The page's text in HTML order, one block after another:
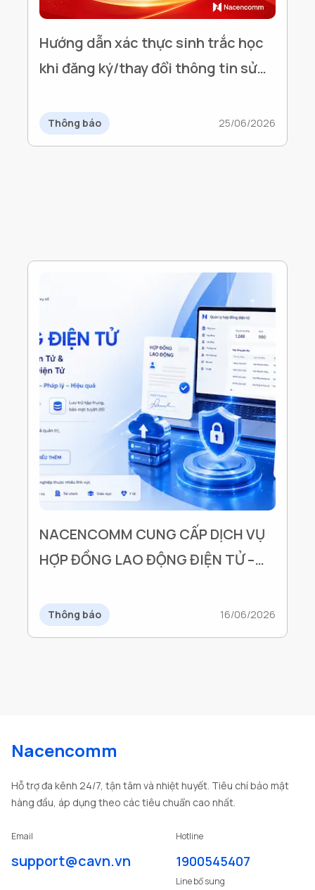
Hướng dẫn xác thực sinh trắc học
khi đăng ký/thay đổi thông tin sử
Thông báo 25/06/2026
NACENCOMM CUNG CẤP DỊCH VỤ
HỢP ĐỒNG LAO ĐỘNG ĐIỆN TỬ –
DOANH NGHIỆP TRONG GIAI ĐOẠN
CHUYỂN ĐỔI SỐ
Thông báo 16/06/2026
Nacencomm
Hỗ trợ đa kênh 24/7, tận tâm và nhiệt huyết. Tiêu chí bảo mật
hàng đầu, áp dụng theo các tiêu chuẩn cao nhất.
Email
support@cavn.vn
Hotline
1900545407
Line bổ sung